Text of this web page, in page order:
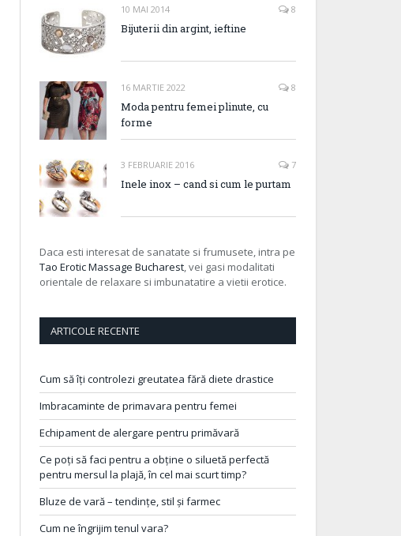
10 MAI 2014 8
Bijuterii din argint, ieftine
16 MARTIE 2022 8
Moda pentru femei plinute, cu
forme
3 FEBRUARIE 2016 7
Inele inox – cand si cum le purtam
Daca esti interesat de sanatate si frumusete, intra pe
Tao Erotic Massage Bucharest, vei gasi modalitati
orientale de relaxare si imbunatatire a vietii erotice.
ARTICOLE RECENTE
Cum să îți controlezi greutatea fără diete drastice
Imbracaminte de primavara pentru femei
Echipament de alergare pentru primăvară
Ce poți să faci pentru a obține o siluetă perfectă
pentru mersul la plajă, în cel mai scurt timp?
Bluze de vară – tendințe, stil și farmec
Cum ne îngrijim tenul vara?